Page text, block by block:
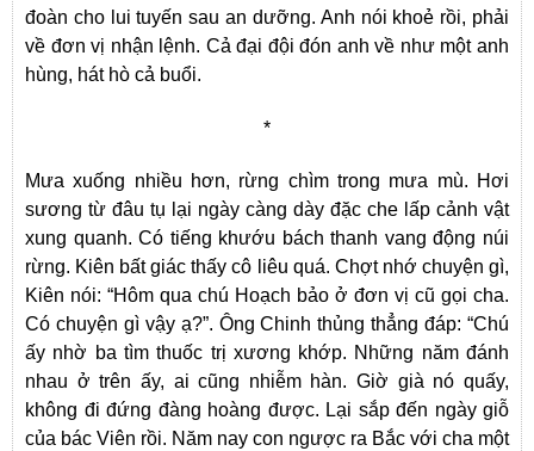
đoàn cho lui tuyến sau an dưỡng. Anh nói khoẻ rồi, phải
về đơn vị nhận lệnh. Cả đại đội đón anh về như một anh
hùng, hát hò cả buổi.
*
Mưa xuống nhiều hơn, rừng chìm trong mưa mù. Hơi
sương từ đâu tụ lại ngày càng dày đặc che lấp cảnh vật
xung quanh. Có tiếng khướu bách thanh vang động núi
rừng. Kiên bất giác thấy cô liêu quá. Chợt nhớ chuyện gì,
Kiên nói: “Hôm qua chú Hoạch bảo ở đơn vị cũ gọi cha.
Có chuyện gì vậy ạ?”. Ông Chinh thủng thẳng đáp: “Chú
ấy nhờ ba tìm thuốc trị xương khớp. Những năm đánh
nhau ở trên ấy, ai cũng nhiễm hàn. Giờ già nó quấy,
không đi đứng đàng hoàng được. Lại sắp đến ngày giỗ
của bác Viên rồi. Năm nay con ngược ra Bắc với cha một